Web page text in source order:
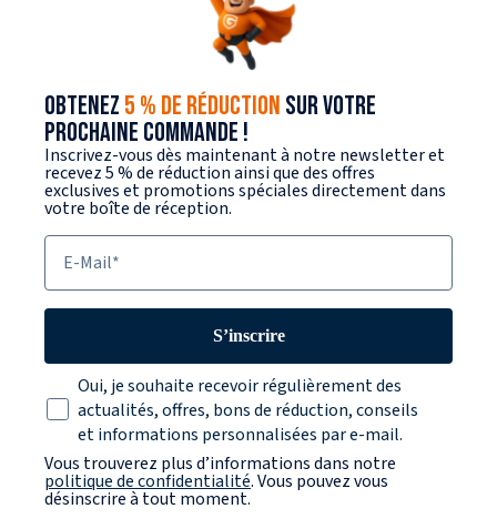
OBTENEZ 5 % DE RÉDUCTION SUR VOTRE
PROCHAINE COMMANDE !
Inscrivez-vous dès maintenant à notre newsletter et
recevez 5 % de réduction ainsi que des offres
exclusives et promotions spéciales directement dans
votre boîte de réception.
E-Mail
S’inscrire
Texte sur la protection des données
Oui, je souhaite recevoir régulièrement des
actualités, offres, bons de réduction, conseils
et informations personnalisées par e-mail.
Vous trouverez plus d’informations dans notre
politique de confidentialité. Vous pouvez vous
désinscrire à tout moment.